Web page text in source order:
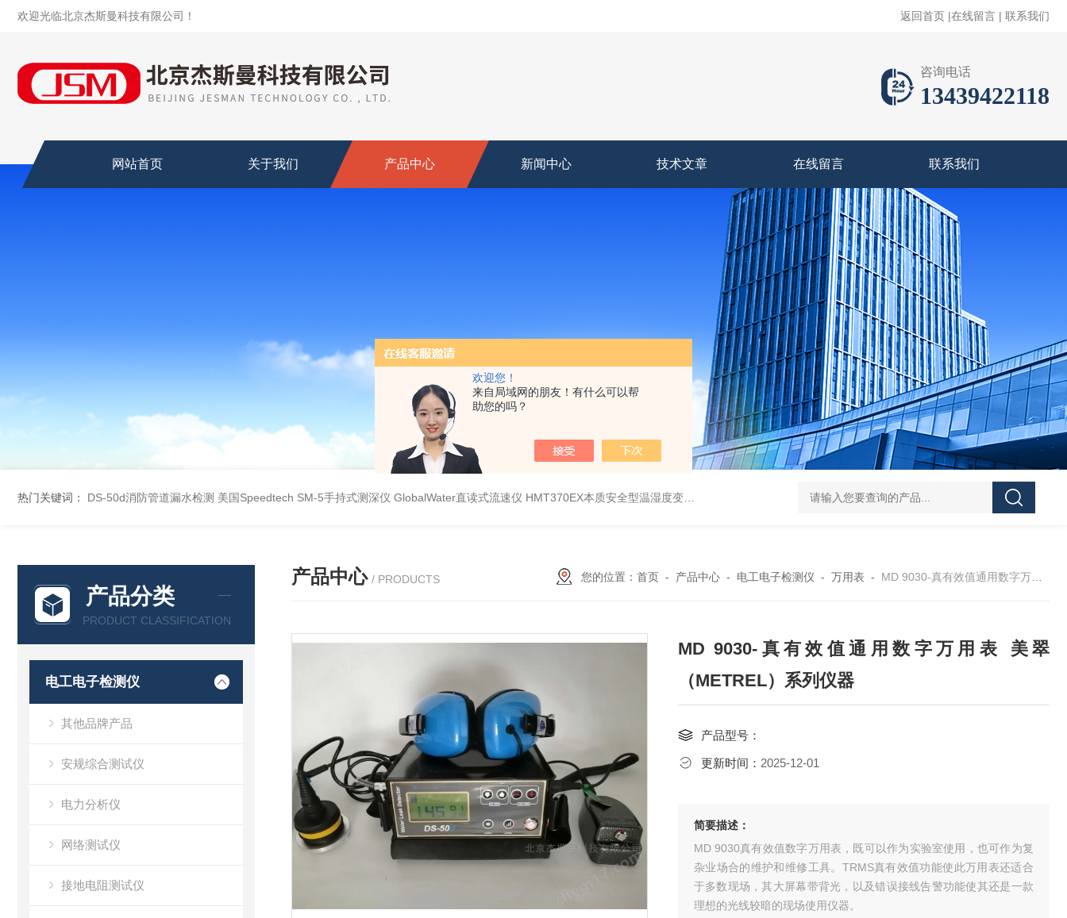
欢迎您！
来自局域网的朋友！有什么可以帮
助您的吗？
欢迎光临北京杰斯曼科技有限公司！ 返回首页 |在线留言 | 联系我们
咨询电话
13439422118
网站首页 关于我们 产品中心 新闻中心 技术文章 在线留言 联系我们
热门关键词： DS-50d消防管道漏水检测 美国Speedtech SM-5手持式测深仪 GlobalWater直读式流速仪 HMT370EX本质安全型温湿度变送器系列 适用于 0 区和 20 区 DS-50d韩国大成管道漏水检测仪 DS-50d韩国
产品分类
PRODUCT CLASSIFICATION
电工电子检测仪
其他品牌产品
安规综合测试仪
电力分析仪
网络测试仪
接地电阻测试仪
产品中心 / PRODUCTS 您的位置： 首页- 产品中心- 电工电子检测仪 - 万用表 - MD 9030-真有效值通用数字万用表 美翠（METREL）系列仪器
MD 9030-真有效值通用数字万用表 美翠
（METREL）系列仪器
产品型号：
更新时间： 2025-12-01
简要描述：
MD 9030真有效值数字万用表，既可以作为实验室使用，也可作为复
杂业场合的维护和维修工具。TRMS真有效值功能使此万用表还适合
于多数现场，其大屏幕带背光，以及错误接线告警功能使其还是一款
理想的光线较暗的现场使用仪器。